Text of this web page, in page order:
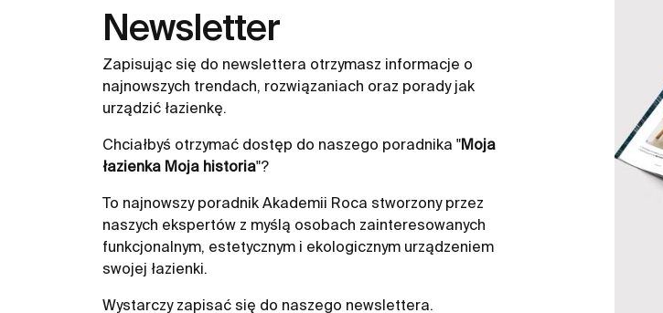
Newsletter
Zapisując się do newslettera otrzymasz informacje o
najnowszych trendach, rozwiązaniach oraz porady jak
urządzić łazienkę.
Chciałbyś otrzymać dostęp do naszego poradnika "Moja
łazienka Moja historia"?
To najnowszy poradnik Akademii Roca stworzony przez
naszych ekspertów z myślą osobach zainteresowanych
funkcjonalnym, estetycznym i ekologicznym urządzeniem
swojej łazienki.
Wystarczy zapisać się do naszego newslettera.